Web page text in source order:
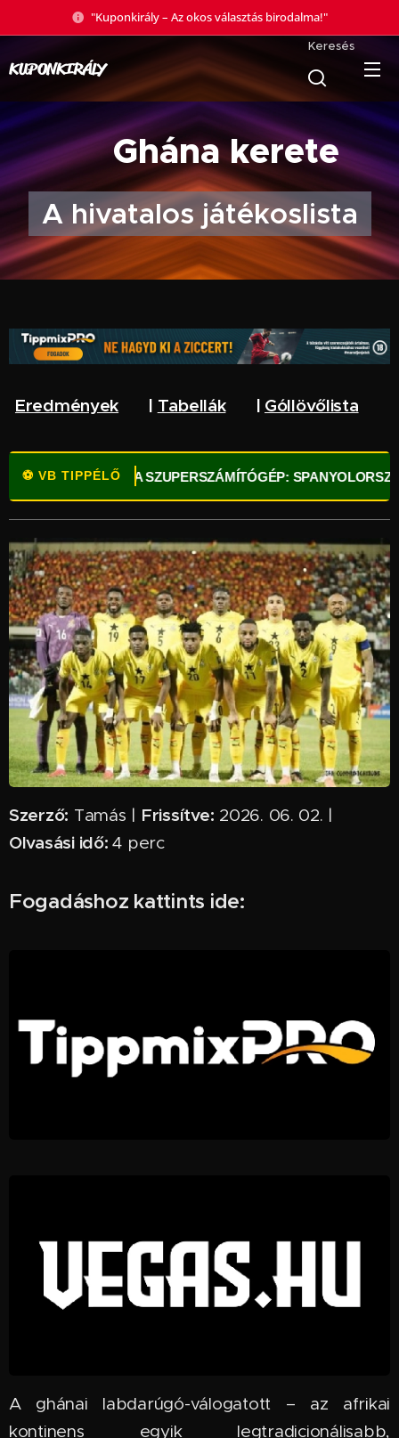
"Kuponkirály – Az okos választás birodalma!"
KUPONKIRÁLY
Keresés
🇬🇭 Ghána kerete
A hivatalos játékoslista
Eredmények 🔥 | Tabellák🌏 | Góllövőlista
⚽ VB TIPPÉLŐ
⚽ OPTA SZUPERSZÁMÍTÓGÉP: SPANYOLORSZÁG A
Szerző: Tamás | Frissítve: 2026. 06. 02. |
Olvasási idő:4 perc ✅
Fogadáshoz kattints ide:
A ghánai labdarúgó-válogatott – az afrikai
kontinens egyik legtradicionálisabb,